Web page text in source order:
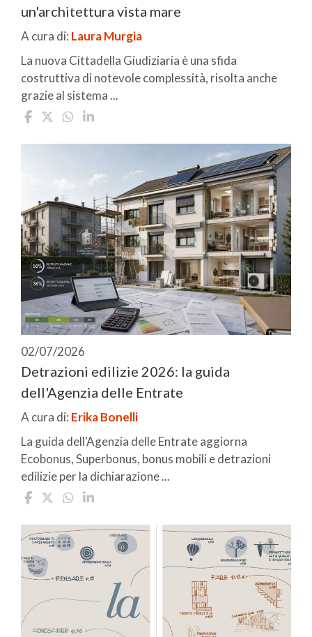
un'architettura vista mare
A cura di: Laura Murgia
La nuova Cittadella Giudiziaria è una sfida
costruttiva di notevole complessità, risolta anche
grazie al sistema ...
02/07/2026
Detrazioni edilizie 2026: la guida
dell'Agenzia delle Entrate
A cura di: Erika Bonelli
La guida dell'Agenzia delle Entrate aggiorna
Ecobonus, Superbonus, bonus mobili e detrazioni
edilizie per la dichiarazione ...